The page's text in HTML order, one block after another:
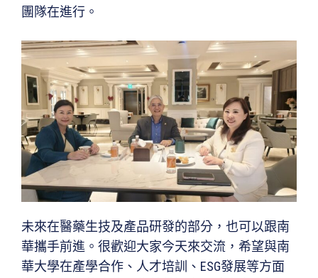
團隊在進行。
未來在醫藥生技及產品研發的部分，也可以跟南
華攜手前進。很歡迎大家今天來交流，希望與南
華大學在產學合作、人才培訓、ESG發展等方面